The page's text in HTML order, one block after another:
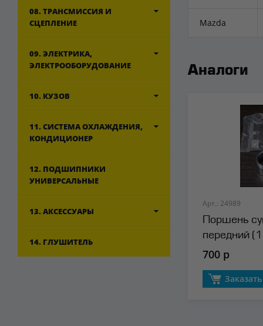
08. ТРАНСМИССИЯ И
СЦЕПЛЕНИЕ
09. ЭЛЕКТРИКА,
ЭЛЕКТРООБОРУДОВАНИЕ
10. КУЗОВ
11. СИСТЕМА ОХЛАЖДЕНИЯ,
КОНДИЦИОНЕР
12. ПОДШИПНИКИ
УНИВЕРСАЛЬНЫЕ
13. АКСЕССУАРЫ
14. ГЛУШИТЕЛЬ
Mazda
Аналоги
Арт.: 24989
Поршень
передний
700 р
Заказать